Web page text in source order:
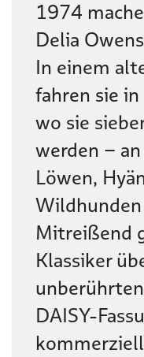
1974
Delia
In einem
fahren sie
wo sie
werden –
Löwen,
Mitreißend
Klassiker
DAISY-